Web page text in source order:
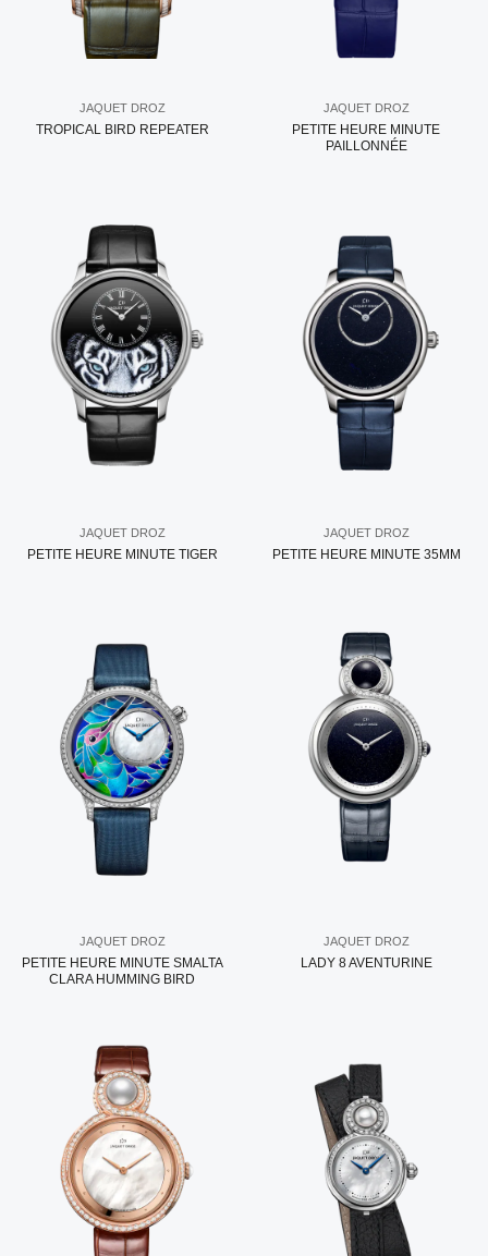
JAQUET DROZ
TROPICAL BIRD REPEATER
JAQUET DROZ
PETITE HEURE MINUTE
PAILLONNÉE
JAQUET DROZ
PETITE HEURE MINUTE TIGER
JAQUET DROZ
PETITE HEURE MINUTE 35MM
JAQUET DROZ
PETITE HEURE MINUTE SMALTA
CLARA HUMMING BIRD
JAQUET DROZ
LADY 8 AVENTURINE